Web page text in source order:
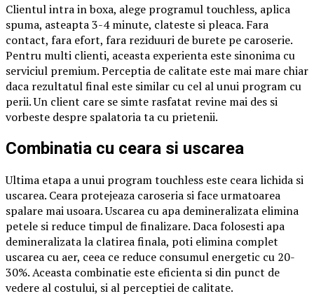
Clientul intra in boxa, alege programul touchless, aplica
spuma, asteapta 3-4 minute, clateste si pleaca. Fara
contact, fara efort, fara reziduuri de burete pe caroserie.
Pentru multi clienti, aceasta experienta este sinonima cu
serviciul premium. Perceptia de calitate este mai mare chiar
daca rezultatul final este similar cu cel al unui program cu
perii. Un client care se simte rasfatat revine mai des si
vorbeste despre spalatoria ta cu prietenii.
Combinatia cu ceara si uscarea
Ultima etapa a unui program touchless este ceara lichida si
uscarea. Ceara protejeaza caroseria si face urmatoarea
spalare mai usoara. Uscarea cu apa demineralizata elimina
petele si reduce timpul de finalizare. Daca folosesti apa
demineralizata la clatirea finala, poti elimina complet
uscarea cu aer, ceea ce reduce consumul energetic cu 20-
30%. Aceasta combinatie este eficienta si din punct de
vedere al costului, si al perceptiei de calitate.